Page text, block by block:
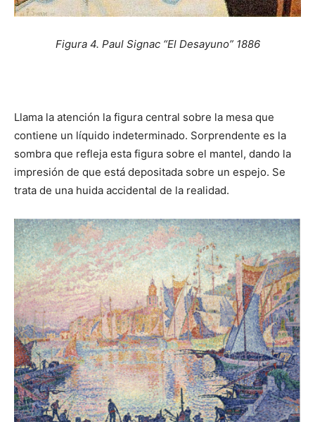
Figura 4. Paul Signac “El Desayuno” 1886
Llama la atención la figura central sobre la mesa que
contiene un líquido indeterminado. Sorprendente es la
sombra que refleja esta figura sobre el mantel, dando la
impresión de que está depositada sobre un espejo. Se
trata de una huida accidental de la realidad.